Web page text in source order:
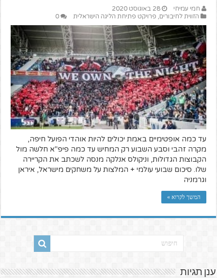
חמי עמיחי
28 באוגוסט 2020
הזווית לחיבורים, פרויקט פתיחת הליגה הישראלית 0
עד כמה אופטימיים באמת יכולים להיות אוהדי הפועל חיפה,
מקרה זהבי וסבע השבוע רק המחיש עד כמה פיפ"א חלשה מול
הקבוצות הגדולות, וניקולס אנלקה מנסה לשכתב את הקריירה
שלו. סיכום שבועי עולמי + המלצות על משחקים מישראל, איראן
וגרמניה
המשך לקרוא »
ענן תגיות